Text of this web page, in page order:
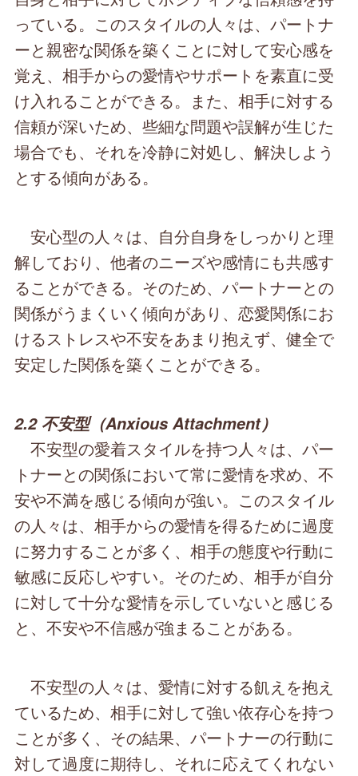
っている。このスタイルの人々は、パートナ
ーと親密な関係を築くことに対して安心感を
覚え、相手からの愛情やサポートを素直に受
け入れることができる。また、相手に対する
信頼が深いため、些細な問題や誤解が生じた
場合でも、それを冷静に対処し、解決しよう
とする傾向がある。
安心型の人々は、自分自身をしっかりと理
解しており、他者のニーズや感情にも共感す
ることができる。そのため、パートナーとの
関係がうまくいく傾向があり、恋愛関係にお
けるストレスや不安をあまり抱えず、健全で
安定した関係を築くことができる。
2.2 不安型（Anxious Attachment）
不安型の愛着スタイルを持つ人々は、パー
トナーとの関係において常に愛情を求め、不
安や不満を感じる傾向が強い。このスタイル
の人々は、相手からの愛情を得るために過度
に努力することが多く、相手の態度や行動に
敏感に反応しやすい。そのため、相手が自分
に対して十分な愛情を示していないと感じる
と、不安や不信感が強まることがある。
不安型の人々は、愛情に対する飢えを抱え
ているため、相手に対して強い依存心を持つ
ことが多く、その結果、パートナーの行動に
対して過度に期待し、それに応えてくれない